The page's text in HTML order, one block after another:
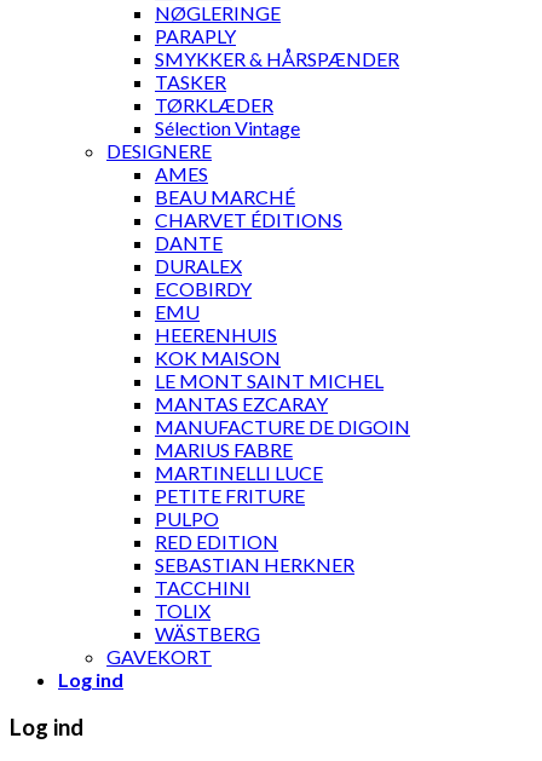
NØGLERINGE
PARAPLY
SMYKKER & HÅRSPÆNDER
TASKER
TØRKLÆDER
Sélection Vintage
DESIGNERE
AMES
BEAU MARCHÉ
CHARVET ÉDITIONS
DANTE
DURALEX
ECOBIRDY
EMU
HEERENHUIS
KOK MAISON
LE MONT SAINT MICHEL
MANTAS EZCARAY
MANUFACTURE DE DIGOIN
MARIUS FABRE
MARTINELLI LUCE
PETITE FRITURE
PULPO
RED EDITION
SEBASTIAN HERKNER
TACCHINI
TOLIX
WÄSTBERG
GAVEKORT
Log ind
Log ind